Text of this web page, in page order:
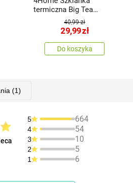
termiczna Big Tea
Hot&Cool 480 ml, 1 szt.
40,99 zł
29,99zł
Do koszyka
(1)
5 664
4 54
3 10
2 5
1 6